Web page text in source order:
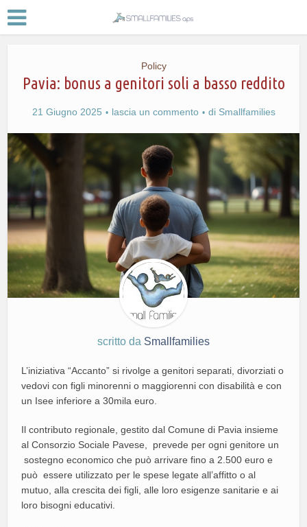
Policy
Pavia: bonus a genitori soli a basso reddito
21 Giugno 2025 lascia un commento di Smallfamilies
scritto da Smallfamilies
L’iniziativa “Accanto” si rivolge a genitori separati, divorziati o
vedovi con figli minorenni o maggiorenni con disabilità e con
un Isee inferiore a 30mila euro.
Il contributo regionale, gestito dal Comune di Pavia insieme
al Consorzio Sociale Pavese, prevede per ogni genitore un
sostegno economico che può arrivare fino a 2.500 euro e
può essere utilizzato per le spese legate all’affitto o al
mutuo, alla crescita dei figli, alle loro esigenze sanitarie e ai
loro bisogni educativi.